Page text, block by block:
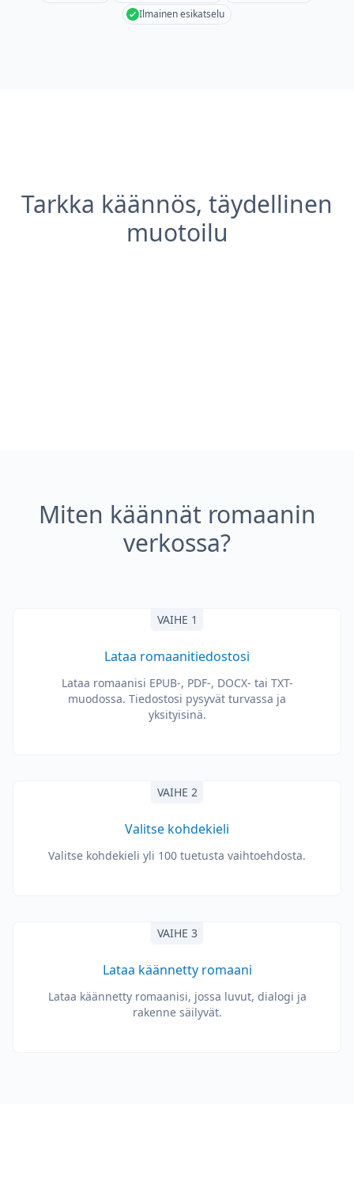
Ilmainen esikatselu
Tarkka käännös, täydellinen
muotoilu
Miten käännät romaanin
verkossa?
VAIHE 1
Lataa romaanitiedostosi
Lataa romaanisi EPUB-, PDF-, DOCX- tai TXT-
muodossa. Tiedostosi pysyvät turvassa ja
yksityisinä.
VAIHE 2
Valitse kohdekieli
Valitse kohdekieli yli 100 tuetusta vaihtoehdosta.
VAIHE 3
Lataa käännetty romaani
Lataa käännetty romaanisi, jossa luvut, dialogi ja
rakenne säilyvät.